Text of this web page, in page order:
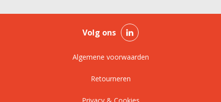
Volg ons
Algemene voorwaarden
Retourneren